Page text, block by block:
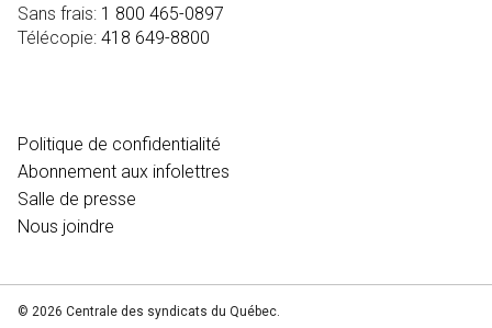
Sans frais: 1 800 465-0897
Télécopie: 418 649-8800
Politique de confidentialité
Abonnement aux infolettres
Salle de presse
Nous joindre
© 2026 Centrale des syndicats du Québec.